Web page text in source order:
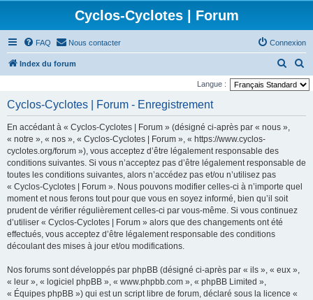
Cyclos-Cyclotes | Forum
FAQ Nous contacter Connexion
Index du forum
e
e
e
c
r
Langue :
Cyclos-Cyclotes | Forum - Enregistrement
En accédant à « Cyclos-Cyclotes | Forum » (désigné ci-après par « nous »,
« notre », « nos », « Cyclos-Cyclotes | Forum », « https://www.cyclos-
cyclotes.org/forum »), vous acceptez d’être légalement responsable des
conditions suivantes. Si vous n’acceptez pas d’être légalement responsable de
toutes les conditions suivantes, alors n’accédez pas et/ou n’utilisez pas
« Cyclos-Cyclotes | Forum ». Nous pouvons modifier celles-ci à n’importe quel
moment et nous ferons tout pour que vous en soyez informé, bien qu’il soit
prudent de vérifier régulièrement celles-ci par vous-même. Si vous continuez
d’utiliser « Cyclos-Cyclotes | Forum » alors que des changements ont été
effectués, vous acceptez d’être légalement responsable des conditions
découlant des mises à jour et/ou modifications.
Nos forums sont développés par phpBB (désigné ci-après par « ils », « eux »,
« leur », « logiciel phpBB », « www.phpbb.com », « phpBB Limited »,
« Équipes phpBB ») qui est un script libre de forum, déclaré sous la licence «